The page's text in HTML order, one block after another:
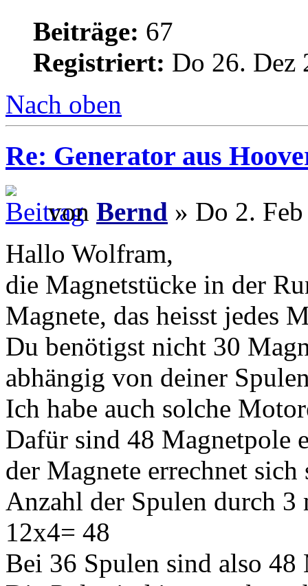
Beiträge: 67
Registriert: Do 26. Dez
Nach oben
Re: Generator aus
von Bernd » Do 2.
Hallo Wolfram,
die Magnetstücke in der
Magnete, das heisst jedes
Du benötigst nicht 30
abhängig von deiner
Ich habe auch solche
Dafür sind 48 Magnetpole
der Magnete errechnet sich
Anzahl der Spulen durch
12x4= 48
Bei 36 Spulen sind also